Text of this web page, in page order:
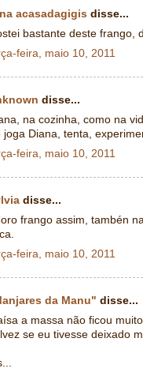
acasadagigis disse...
bastante deste frango,
feira, maio 10, 2011
disse...
na cozinha, como na
joga Diana, tenta,
feira, maio 10, 2011
disse...
frango assim, tambén
feira, maio 10, 2011
da Manu" disse...
a massa não ficou
se eu tivesse deixado